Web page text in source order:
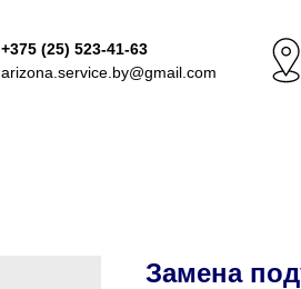
+375 (25) 523-41-63
arizona.service.by@gmail.com
Замена